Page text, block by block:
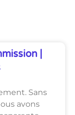
|
Sans
avons